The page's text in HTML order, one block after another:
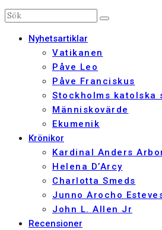
Nyhetsartiklar
Vatikanen
Påve Leo
Påve Franciskus
Stockholms katolska
Människovärde
Ekumenik
Krönikor
Kardinal Anders
Helena D’Arcy
Charlotta Smeds
Junno Arocho
John L. Allen Jr
Recensioner